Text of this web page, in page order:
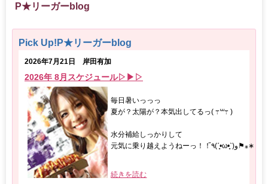
P★リーガーblog
Pick Up!P★リーガーblog
2026年7月21日 岸田有加
2026年 8月スケジュール▷▶︎▷
毎日暑いっっっ
夏が？太陽が？本気出してるっ( ߹꒳߹ )
水分補給しっかりして
元気に乗り越えようねーっ！！٩̋(ˊ•͈ω•͈ˋ)و⚑⁎∗
続きを読む